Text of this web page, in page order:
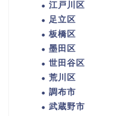
江戸川区
足立区
板橋区
墨田区
世田谷区
荒川区
調布市
武蔵野市